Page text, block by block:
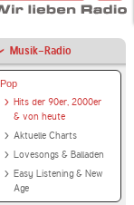
Musik-Radio
Pop
Hits der 90er, 2000er
& von heute
Aktuelle Charts
Lovesongs & Balladen
Easy Listening & New
Age